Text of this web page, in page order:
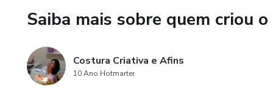
Saiba mais sobre quem criou
Costura Criativa e Afins
10 Ano Hotmarter